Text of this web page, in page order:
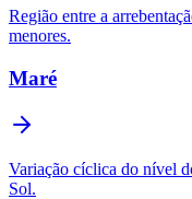
Região entre a
menores.
Maré
Variação cíclica do nível
Sol.